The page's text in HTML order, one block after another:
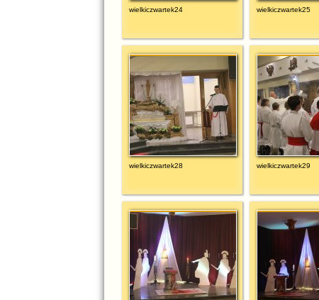
wielkiczwartek24 wielkiczwartek25
wielkiczwartek28 wielkiczwartek29